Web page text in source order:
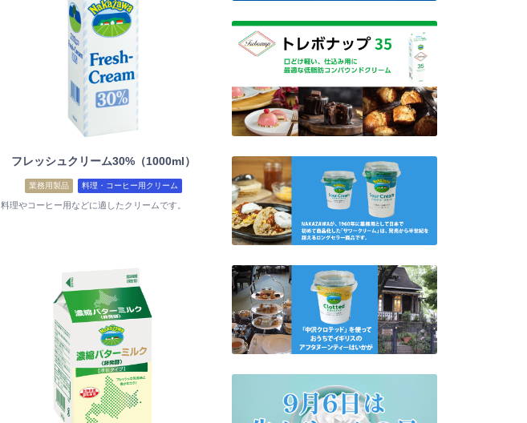
フレッシュクリーム30%（1000ml）
業務用製品 料理・コーヒー用クリーム
料理やコーヒー用などに適したクリームです。